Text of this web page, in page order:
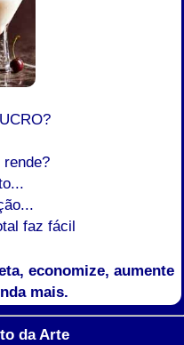
faz fácil
economize, aumente
mais.
da Arte